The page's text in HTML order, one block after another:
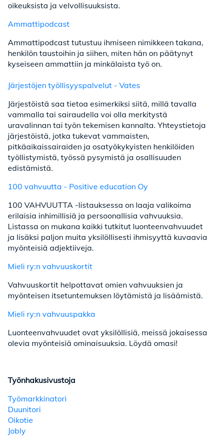
oikeuksista ja velvollisuuksista.
Ammattipodcast
Ammattipodcast tutustuu ihmiseen nimikkeen takana,
henkilön taustoihin ja siihen, miten hän on päätynyt
kyseiseen ammattiin ja minkälaista työ on.
Järjestöjen työllisyyspalvelut - Vates
Järjestöistä saa tietoa esimerkiksi siitä, millä tavalla
vammalla tai sairaudella voi olla merkitystä
uravalinnan tai työn tekemisen kannalta. Yhteystietoja
järjestöistä, jotka tukevat vammaisten,
pitkäaikaissairaiden ja osatyökykyisten henkilöiden
työllistymistä, työssä pysymistä ja osallisuuden
edistämistä.
100 vahvuutta - Positive education Oy
100 VAHVUUTTA -listauksessa on laaja valikoima
erilaisia inhimillisiä ja persoonallisia vahvuuksia.
Listassa on mukana kaikki tutkitut luonteenvahvuudet
ja lisäksi paljon muita yksilöllisesti ihmisyyttä kuvaavia
myönteisiä adjektiiveja.
Mieli ry:n vahvuuskortit
Vahvuuskortit helpottavat omien vahvuuksien ja
myönteisen itsetuntemuksen löytämistä ja lisäämistä.
Mieli ry:n vahvuuspakka
Luonteenvahvuudet ovat yksilöllisiä, meissä jokaisessa
olevia myönteisiä ominaisuuksia. Löydä omasi!
Työnhakusivustoja
Työmarkkinatori
Duunitori
Oikotie
Jobly